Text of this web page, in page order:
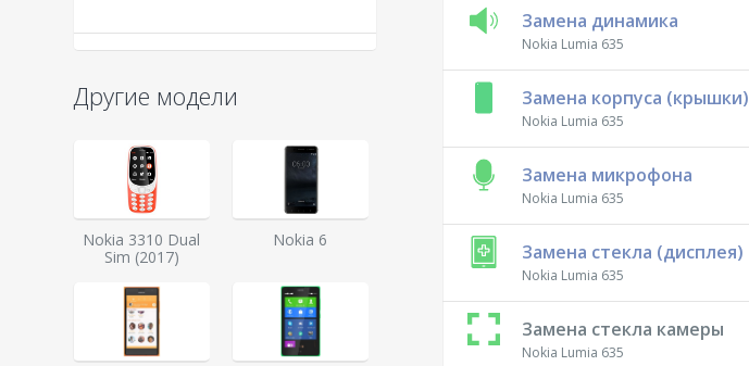
Другие модели
Nokia 3310 Dual
Sim (2017)
Nokia 6
Замена динамика
Nokia Lumia 635
Замена корпуса (крышки)
Nokia Lumia 635
Замена микрофона
Nokia Lumia 635
Замена стекла (дисплея)
Nokia Lumia 635
Замена стекла камеры
Nokia Lumia 635